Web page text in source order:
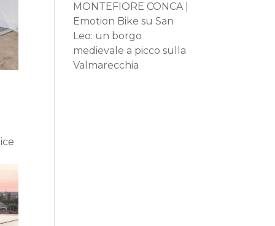
MONTEFIORE CONCA |
Emotion Bike suSan
Leo: un borgo
medievale a picco sulla
Valmarecchia